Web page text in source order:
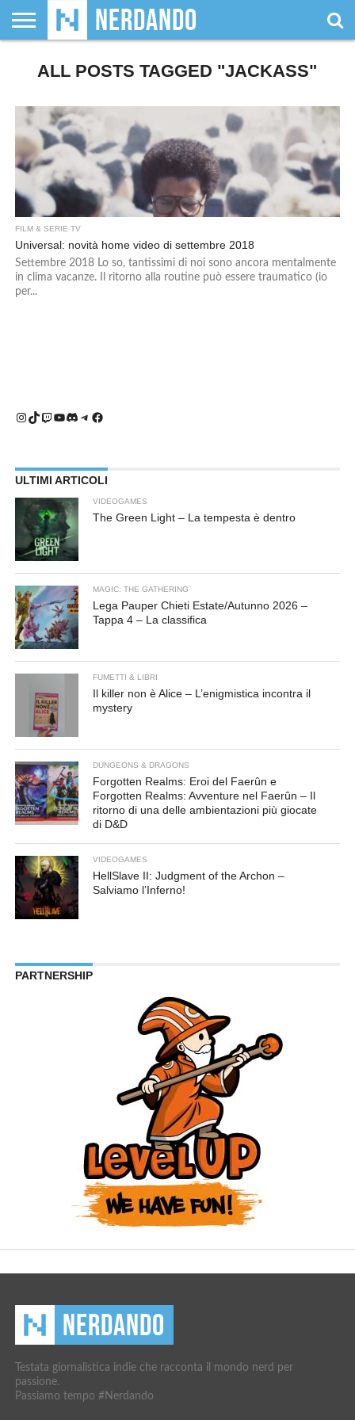
SIAMO
GIOCHI
DA
GIOCHI
DI
VIDEOGAMES
FILM
&
FUMETTI
& LIBRI
MAGIC:
THE
DUNGEONS
&
WRESTLING
NERDANDO
AWARDS
BOLLINI
ALL POSTS TAGGED "JACKASS"
FILM & SERIE TV
Universal: novità home video di settembre 2018
Settembre 2018 Lo so, tantissimi di noi sono ancora mentalmente
in clima vacanze. Il ritorno alla routine può essere traumatico (io
per...
Instagram
TikTok
Twitch
YouTube
Discord
Telegram
Facebook
ULTIMI ARTICOLI
VIDEOGAMES
The Green Light – La tempesta è dentro
MAGIC: THE GATHERING
Lega Pauper Chieti Estate/Autunno 2026 –
Tappa 4 – La classifica
FUMETTI & LIBRI
Il killer non è Alice – L’enigmistica incontra il
mystery
DUNGEONS & DRAGONS
Forgotten Realms: Eroi del Faerûn e
Forgotten Realms: Avventure nel Faerûn – Il
ritorno di una delle ambientazioni più giocate
di D&D
VIDEOGAMES
HellSlave II: Judgment of the Archon –
Salviamo l’Inferno!
PARTNERSHIP
Testata giornalistica indie che racconta il mondo nerd per
passione.
Passiamo tempo #Nerdando